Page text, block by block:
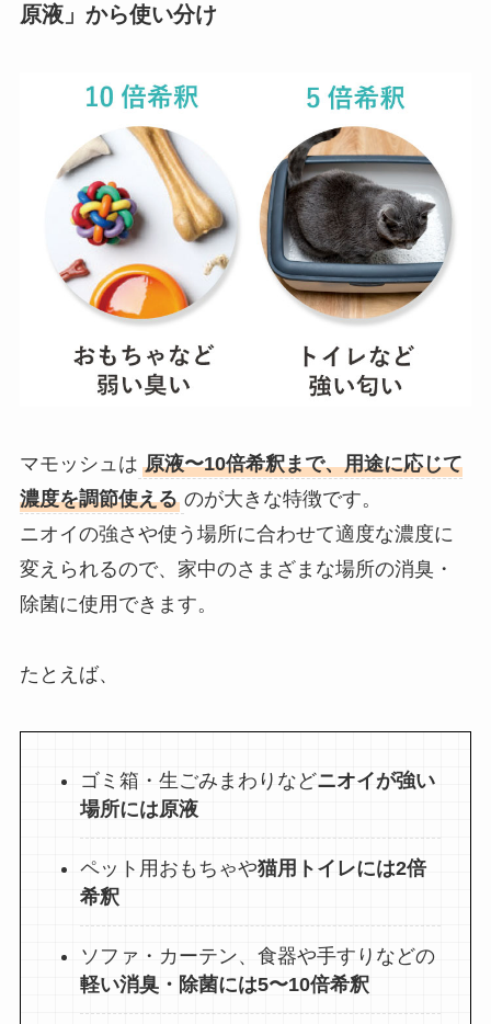
原液」から使い分け
マモッシュは 原液〜10倍希釈まで、用途に応じて
濃度を調節使える のが大きな特徴です。
ニオイの強さや使う場所に合わせて適度な濃度に
変えられるので、家中のさまざまな場所の消臭・
除菌に使用できます。
たとえば、
ゴミ箱・生ごみまわりなどニオイが強い
場所には原液
ペット用おもちゃや猫用トイレには2倍
希釈
ソファ・カーテン、食器や手すりなどの
軽い消臭・除菌には5〜10倍希釈